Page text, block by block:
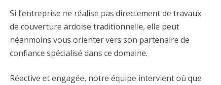
Si l’entreprise ne réalise pas directement de travaux
de couverture ardoise traditionnelle, elle peut
néanmoins vous orienter vers son partenaire de
confiance spécialisé dans ce domaine.
Réactive et engagée, notre équipe intervient où que